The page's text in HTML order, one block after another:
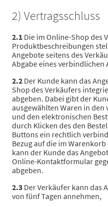
2) Vertragsschluss
2.1 Die im Online-Shop des
Produktbeschreibungen
Angebote seitens des
Abgabe eines verbindlichen
2.2 Der Kunde kann das
Shop des Verkäufers
abgeben. Dabei gibt der
ausgewählten Waren in
und den elektronischen
durch Klicken des den
Buttons ein rechtlich
Bezug auf die im
kann der Kunde das
Online-Kontaktformular
abgeben.
2.3 Der Verkäufer kann das
von fünf Tagen annehmen,